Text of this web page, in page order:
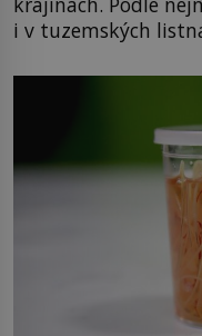
i v tuzemských